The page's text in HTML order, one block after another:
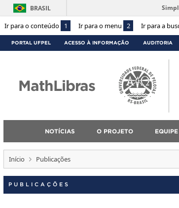
Ir para o conteúdo 1 Ir para o menu 2 Ir para a
BRASIL
PORTAL UFPEL ACESSO À INFORMAÇÃO AUDITORIA
MathLibras
NOTÍCIAS O PROJETO EQUIPE
Início Publicações
PUBLICAÇÕES